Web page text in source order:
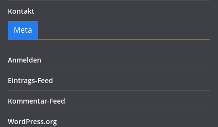
Kontakt
Meta
Anmelden
Eintrags-Feed
Kommentar-Feed
WordPress.org